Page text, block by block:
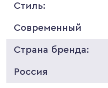
Стиль:
Современный
Страна бренда:
Россия